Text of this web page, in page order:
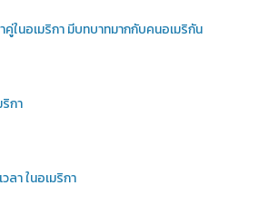
คู่ในอเมริกา มีบทบาทมากกับคนอเมริกัน
ริกา
ลา ในอเมริกา